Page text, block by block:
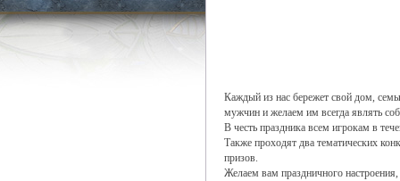
Каждый из нас бережет свой дом,
мужчин и желаем им всегда являть
В честь праздника всем игрокам в
Также проходят два тематических
призов.
Желаем вам праздничного